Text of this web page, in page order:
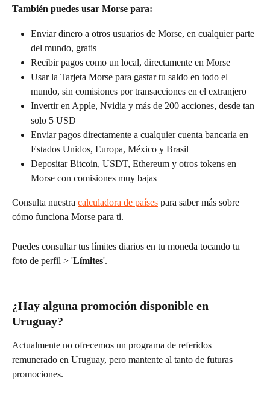
También puedes usar Morse para:
Enviar dinero a otros usuarios de Morse, en cualquier parte
del mundo, gratis
Recibir pagos como un local, directamente en Morse
Usar la Tarjeta Morse para gastar tu saldo en todo el
mundo, sin comisiones por transacciones en el extranjero
Invertir en Apple, Nvidia y más de 200 acciones, desde tan
solo 5 USD
Enviar pagos directamente a cualquier cuenta bancaria en
Estados Unidos, Europa, México y Brasil
Depositar Bitcoin, USDT, Ethereum y otros tokens en
Morse con comisiones muy bajas
Consulta nuestra calculadora de países para saber más sobre
cómo funciona Morse para ti.
Puedes consultar tus límites diarios en tu moneda tocando tu
foto de perfil > 'Límites'.
¿Hay alguna promoción disponible en
Uruguay?
Actualmente no ofrecemos un programa de referidos
remunerado en Uruguay, pero mantente al tanto de futuras
promociones.